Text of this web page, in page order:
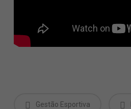
Gestão Esportiva